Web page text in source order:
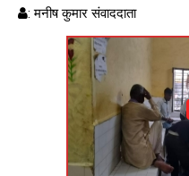
: मनीष कुमार संवाददाता